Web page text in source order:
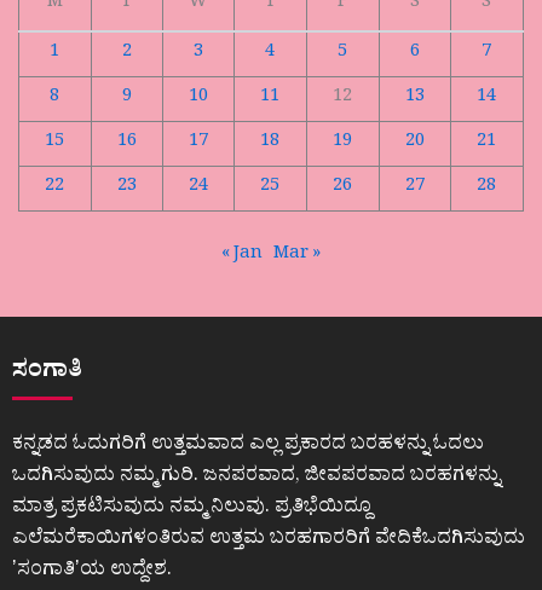
1
2 3 4 5 6
7
8
9 10 11 12 13
14
15
16 17 18 19 20
21
22
23 24 25 26 27 28
« Jan Mar »
ಸಂಗಾತಿ
ಕನ್ನಡದ ಓದುಗರಿಗೆ ಉತ್ತಮವಾದ ಎಲ್ಲ ಪ್ರಕಾರದ ಬರಹಳನ್ನು ಓದಲು
ಒದಗಿಸುವುದು ನಮ್ಮ ಗುರಿ. ಜನಪರವಾದ, ಜೀವಪರವಾದ ಬರಹಗಳನ್ನು
ಮಾತ್ರ ಪ್ರಕಟಿಸುವುದು ನಮ್ಮ ನಿಲುವು. ಪ್ರತಿಭೆಯಿದ್ದೂ
ಎಲೆಮರೆಕಾಯಿಗಳಂತಿರುವ ಉತ್ತಮ ಬರಹಗಾರರಿಗೆ ವೇದಿಕೆಒದಗಿಸುವುದು
ʼಸಂಗಾತಿʼಯ ಉದ್ದೇಶ.